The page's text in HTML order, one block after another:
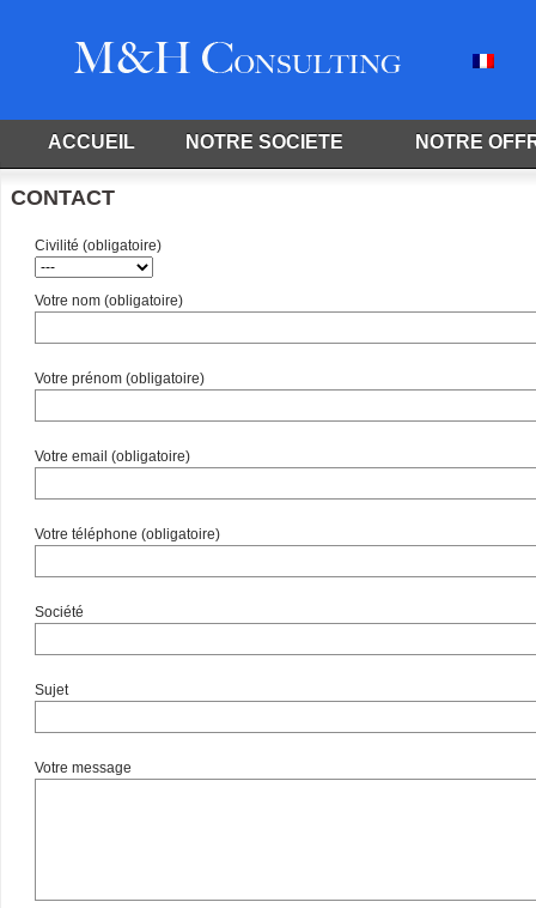
ACCUEIL NOTRE SOCIETE NOTRE
CONTACT
Civilité (obligatoire)
Votre nom (obligatoire)
Votre prénom (obligatoire)
Votre email (obligatoire)
Votre téléphone (obligatoire)
Société
Sujet
Votre message